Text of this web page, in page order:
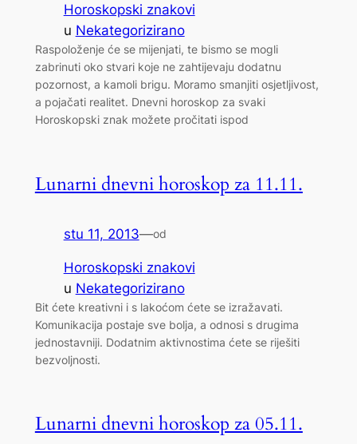
Horoskopski znakovi
u Nekategorizirano
Raspoloženje će se mijenjati, te bismo se mogli
zabrinuti oko stvari koje ne zahtijevaju dodatnu
pozornost, a kamoli brigu. Moramo smanjiti osjetljivost,
a pojačati realitet. Dnevni horoskop za svaki
Horoskopski znak možete pročitati ispod
Lunarni dnevni horoskop za 11.11.
stu 11, 2013—od
Horoskopski znakovi
u Nekategorizirano
Bit ćete kreativni i s lakoćom ćete se izražavati.
Komunikacija postaje sve bolja, a odnosi s drugima
jednostavniji. Dodatnim aktivnostima ćete se riješiti
bezvoljnosti.
Lunarni dnevni horoskop za 05.11.